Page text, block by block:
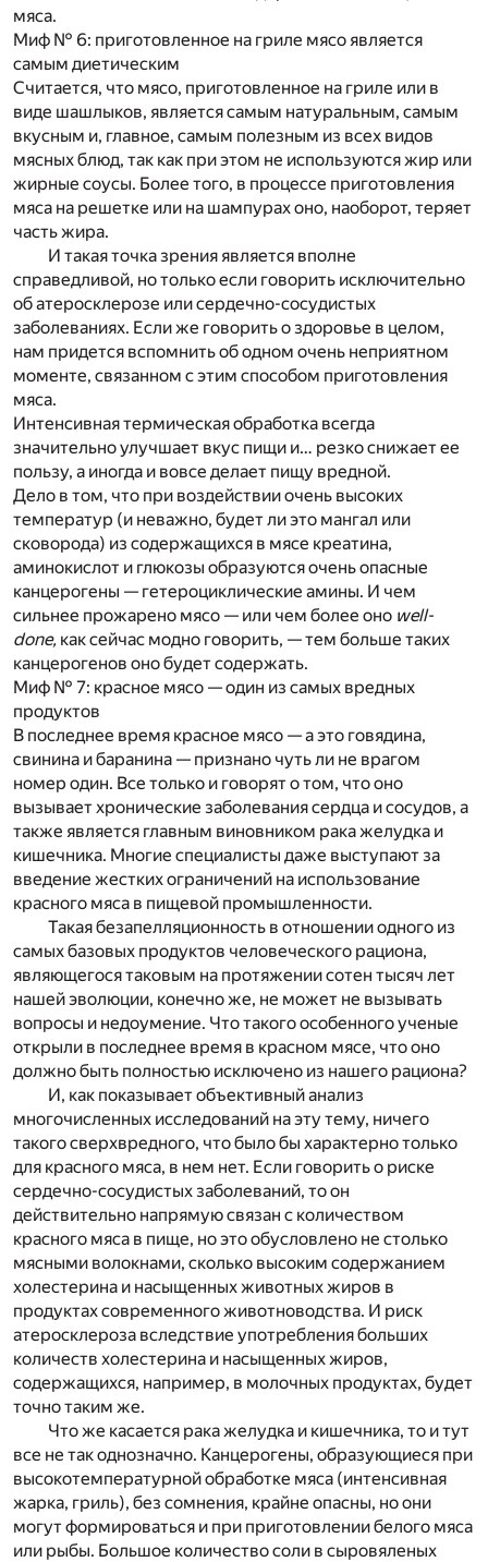
мяса.
Миф № 6: приготовленное на гриле мясо является
самым диетическим
Считается, что мясо, приготовленное на гриле или в
виде шашлыков, является самым натуральным, самым
вкусным и, главное, самым полезным из всех видов
мясных блюд, так как при этом не используются жир или
жирные соусы. Более того, в процессе приготовления
мяса на решетке или на шампурах оно, наоборот, теряет
часть жира.
И такая точка зрения является вполне
справедливой, но только если говорить исключительно
об атеросклерозе или сердечно-сосудистых
заболеваниях. Если же говорить о здоровье в целом,
нам придется вспомнить об одном очень неприятном
моменте, связанном с этим способом приготовления
мяса.
Интенсивная термическая обработка всегда
значительно улучшает вкус пищи и… резко снижает ее
пользу, а иногда и вовсе делает пищу вредной.
Дело в том, что при воздействии очень высоких
температур (и неважно, будет ли это мангал или
сковорода) из содержащихся в мясе креатина,
аминокислот и глюкозы образуются очень опасные
канцерогены — гетероциклические амины. И чем
сильнее прожарено мясо — или чем более оно well-
done, как сейчас модно говорить, — тем больше таких
канцерогенов оно будет содержать.
Миф № 7: красное мясо — один из самых вредных
продуктов
В последнее время красное мясо — а это говядина,
свинина и баранина — признано чуть ли не врагом
номер один. Все только и говорят о том, что оно
вызывает хронические заболевания сердца и сосудов, а
также является главным виновником рака желудка и
кишечника. Многие специалисты даже выступают за
введение жестких ограничений на использование
красного мяса в пищевой промышленности.
Такая безапелляционность в отношении одного из
самых базовых продуктов человеческого рациона,
являющегося таковым на протяжении сотен тысяч лет
нашей эволюции, конечно же, не может не вызывать
вопросы и недоумение. Что такого особенного ученые
открыли в последнее время в красном мясе, что оно
должно быть полностью исключено из нашего рациона?
И, как показывает объективный анализ
многочисленных исследований на эту тему, ничего
такого сверхвредного, что было бы характерно только
для красного мяса, в нем нет. Если говорить о риске
сердечно-сосудистых заболеваний, то он
действительно напрямую связан с количеством
красного мяса в пище, но это обусловлено не столько
мясными волокнами, сколько высоким содержанием
холестерина и насыщенных животных жиров в
продуктах современного животноводства. И риск
атеросклероза вследствие употребления больших
количеств холестерина и насыщенных жиров,
содержащихся, например, в молочных продуктах, будет
точно таким же.
Что же касается рака желудка и кишечника, то и тут
все не так однозначно. Канцерогены, образующиеся при
высокотемпературной обработке мяса (интенсивная
жарка, гриль), без сомнения, крайне опасны, но они
могут формироваться и при приготовлении белого мяса
или рыбы. Большое количество соли в сыровяленых